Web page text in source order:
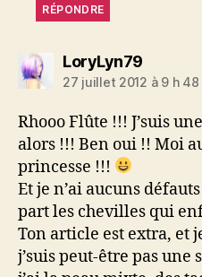
RÉPONDRE
LoryLyn79dit :
27 juillet 2012 à 9 h 48
Rhooo Flûte !!! J’suis
alors !!! Ben oui !! Moi
princesse !!!
Et je n’ai aucuns
part les chevilles qui
Ton article est extra, et
j’suis peut-être pas une